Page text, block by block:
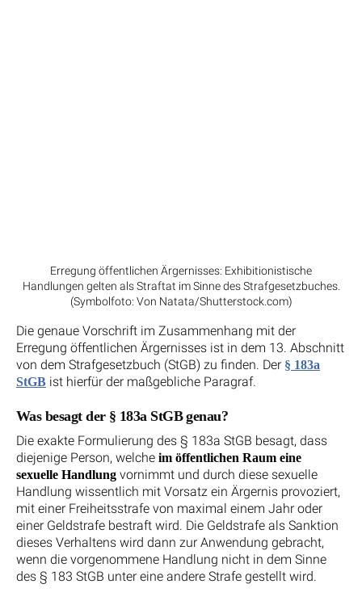
Erregung öffentlichen Ärgernisses: Exhibitionistische
Handlungen gelten als Straftat im Sinne des Strafgesetzbuches.
(Symbolfoto: Von Natata/Shutterstock.com)
Die genaue Vorschrift im Zusammenhang mit der
Erregung öffentlichen Ärgernisses ist in dem 13. Abschnitt
von dem Strafgesetzbuch (StGB) zu finden. Der § 183a
StGB ist hierfür der maßgebliche Paragraf.
Was besagt der § 183a StGB genau?
Die exakte Formulierung des § 183a StGB besagt, dass
diejenige Person, welche im öffentlichen Raum eine
sexuelle Handlung vornimmt und durch diese sexuelle
Handlung wissentlich mit Vorsatz ein Ärgernis provoziert,
mit einer Freiheitsstrafe von maximal einem Jahr oder
einer Geldstrafe bestraft wird. Die Geldstrafe als Sanktion
dieses Verhaltens wird dann zur Anwendung gebracht,
wenn die vorgenommene Handlung nicht in dem Sinne
des § 183 StGB unter eine andere Strafe gestellt wird.